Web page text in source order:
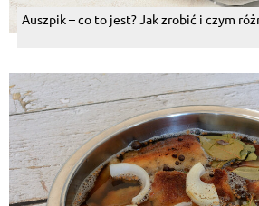
Auszpik – co to jest? Jak zrobić i czym